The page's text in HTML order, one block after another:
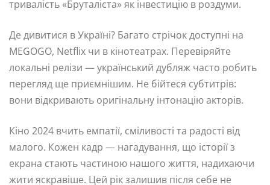
тривалість «Бруталіста» як інвестицію в роздуми.
Де дивитися в Україні? Багато стрічок доступні на
MEGOGO, Netflix чи в кінотеатрах. Перевіряйте
локальні релізи — український дубляж часто робить
перегляд ще приємнішим. Не бійтеся субтитрів:
вони відкривають оригінальну інтонацію акторів.
Кіно 2024 вчить емпатії, сміливості та радості від
малого. Кожен кадр — нагадування, що історії з
екрана стають частиною нашого життя, надихаючи
жити яскравіше. Цей рік залишив після себе не